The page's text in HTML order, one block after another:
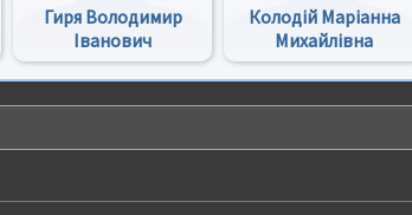
Гиря Володимир
Іванович
Колодій Маріанна
Михайлівна